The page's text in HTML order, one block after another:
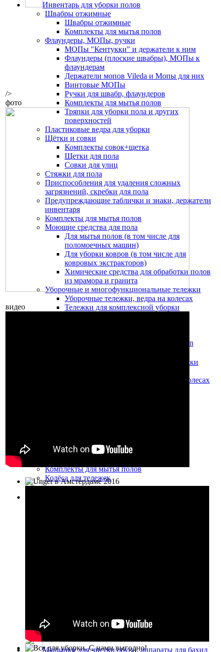
Инвентарь для уборки полов
Швабры отжимные
Швабры отжимные
Комплекты для мытья полов
Флаундеры, МОПы, ручки
МОПы "Кентукки" и держатели к ним
Флаундеры (плоские швабры), МОПы к
флаундерам
Держатели мопов Vileda и Мопы для них
Винтовые МОПы
Ручки для швабр, флаундеров
Комплекты для мытья полов
Тряпки для уборки пола и других
поверхностей
Пластиковые ведра для уборки
Щётки и совки
Комплекты совок+щетка
Щетки для пола
Совки для улиц
Стяжки для пола
Приспособления для удаления сложных
загрязнений, скребки для пола
Предупреждающие таблички и знаки, держатели
инвентаря
Комплекты для мытья полов
Моющие средства для пола
Для мытья полов (в том числе для
поломоечных машин)
Для уборки ковров (в том числе для
ковровых экстракторов)
Химические средства для обработки полов
из мрамора и гранита
Уборочные и многофункциональные тележки
Уборочные тележки, ведра на колесах
Тележки для комплексной уборки
Система для мытья пола Unger ERGO Clean
Уборочные и многофункциональные тележки
Одноведерные тележки и ведра на колесах
Пластиковые ведра для уборки
Комплекты для мытья полов
Колёса для тележек
Урны уличные
Колёса для тележек
Машинки для чистки обуви, аппараты для бахил
/>
фото
видео